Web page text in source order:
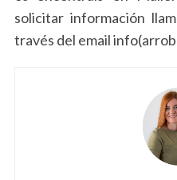
solicitar información
través del email